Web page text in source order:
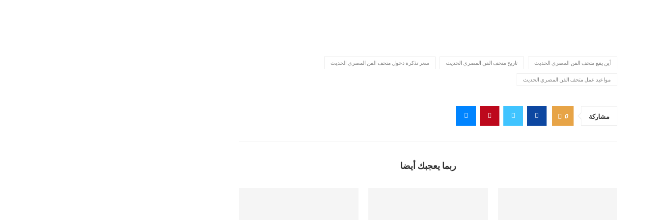
أين يقع متحف الفن المصري الحديث تاريخ متحف الفن المصري الحديث
سعر تذكرة دخول متحف الفن المصري الحديث
مواعيد عمل متحف الفن المصري الحديث
مشاركة 0
ربما يعجبك أيضا